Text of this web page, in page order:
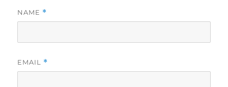
NAME *
EMAIL *